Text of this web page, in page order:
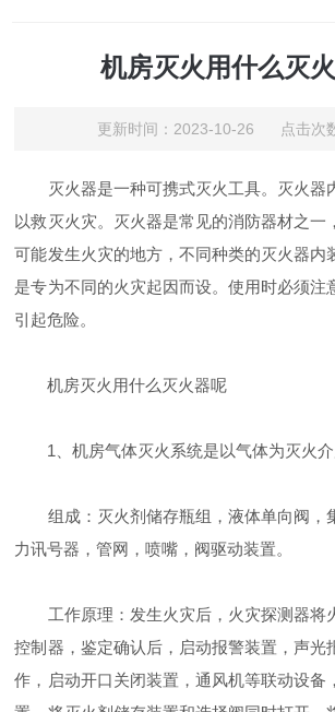
机房灭火用什么灭
更新时间：2023-10-26 点击次
灭火器是一种可携式灭火工具。灭火器
以救灭火灾。灭火器是常见的消防器材之一
可能发生火灾的地方，不同种类的灭火器内
是专为不同的火灾起因而设。使用时必须注
引起危险。
机房灭火用什么灭火器呢
1、机房气体灭火系统是以气体为灭火介
组成：灭火剂储存瓶组，液体单向阀，
力讯号器，管网，喷嘴，阀驱动装置。
工作原理：发生火灾后，火灾探测器将
控制器，鉴定确认后，启动报警装置，声光
作，启动开口关闭装置，通风机等联动设备